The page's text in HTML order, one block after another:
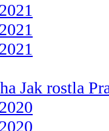
Jak rostla